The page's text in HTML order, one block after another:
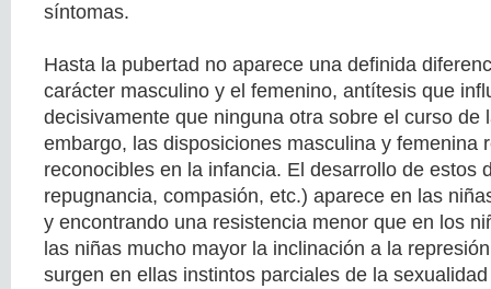
síntomas.
Hasta la pubertad no aparece una definida
carácter masculino y el femenino, antítesis que
decisivamente que ninguna otra sobre el curso de
embargo, las disposiciones masculina y femenina
reconocibles en la infancia. El desarrollo de estos
repugnancia, compasión, etc.) aparece en las
y encontrando una resistencia menor que en los
las niñas mucho mayor la inclinación a la
surgen en ellas instintos parciales de la